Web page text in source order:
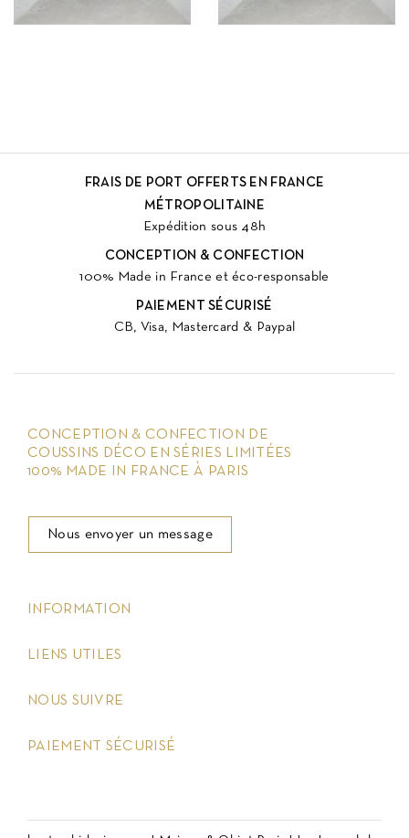
FRAIS DE PORT OFFERTS EN FRANCE
MÉTROPOLITAINE
Expédition sous 48h
CONCEPTION & CONFECTION
100% Made in France et éco-responsable
PAIEMENT SÉCURISÉ
CB, Visa, Mastercard & Paypal
CONCEPTION & CONFECTION DE
COUSSINS DÉCO EN SÉRIES LIMITÉES
100% MADE IN FRANCE À PARIS
Nous envoyer un message
INFORMATION
LIENS UTILES
NOUS SUIVRE
PAIEMENT SÉCURISÉ